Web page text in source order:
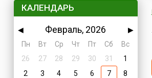
КАЛЕНДАРЬ
◀ Февраль, 2026
▶
Пн
Вт Ср Чт Пт Сб
Вс
26
27 28 29 30 31
1
2
3 4 5 6 7
8